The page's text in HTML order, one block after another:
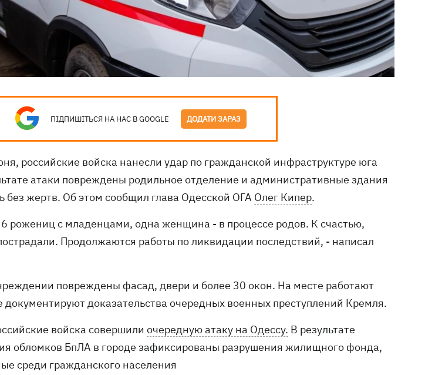
ПІДПИШІТЬСЯ НА НАС В GOOGLE ДОДАТИ ЗАРАЗ
российские войска нанесли удар по гражданской инфраструктуре юга
атаки повреждены родильное отделение и административные здания
жертв. Об этом сообщил глава Одесской ОГА Олег Кипер.
рожениц с младенцами, одна женщина - в процессе родов. К счастью,
Продолжаются работы по ликвидации последствий, - написал
повреждены фасад, двери и более 30 окон. На месте работают
документируют доказательства очередных военных преступлений Кремля.
войска совершили очередную атаку на Одессу. В результате
обломков БпЛА в городе зафиксированы разрушения жилищного фонда,
среди гражданского населения